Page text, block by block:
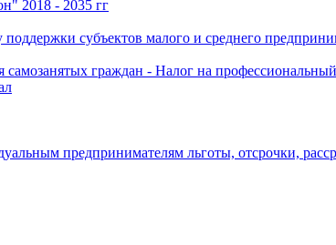
2018 - 2035 гг
субъектов малого и среднего
граждан - Налог на
предпринимателям льготы, отсрочки,